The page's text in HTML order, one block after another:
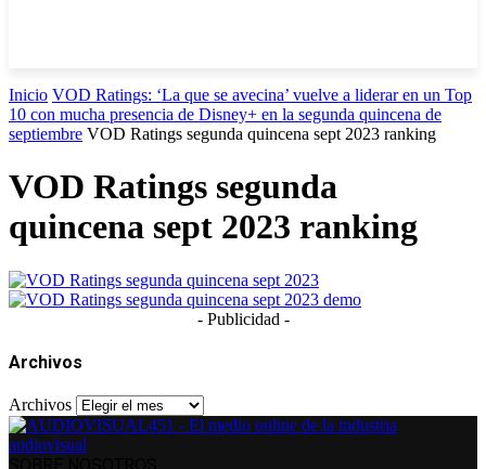
Inicio VOD Ratings: ‘La que se avecina’ vuelve a liderar en un Top
10 con mucha presencia de Disney+ en la segunda quincena de
septiembre VOD Ratings segunda quincena sept 2023 ranking
VOD Ratings segunda
quincena sept 2023 ranking
- Publicidad -
Archivos
Archivos